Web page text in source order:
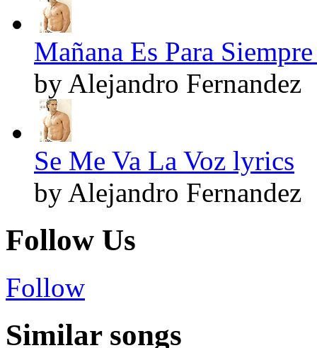
Mañana Es Para
by Alejandro Fernandez
Se Me Va La Voz lyrics
by Alejandro Fernandez
Follow Us
Follow
Similar songs